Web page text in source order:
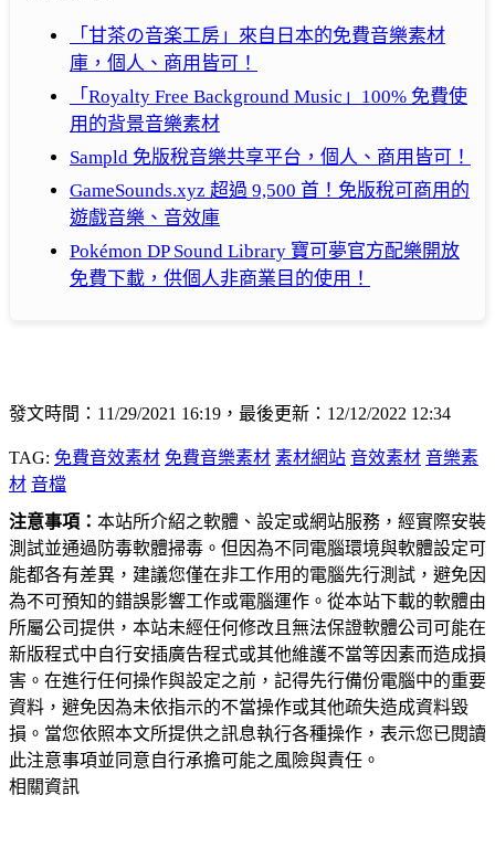
「甘茶の音楽工房」來自日本的免費音樂素材
庫，個人、商用皆可！
「Royalty Free Background Music」100% 免費使
用的背景音樂素材
Sampld 免版稅音樂共享平台，個人、商用皆可！
GameSounds.xyz 超過 9,500 首！免版稅可商用的
遊戲音樂、音效庫
Pokémon DP Sound Library 寶可夢官方配樂開放
免費下載，供個人非商業目的使用！
發文時間：11/29/2021 16:19，最後更新：12/12/2022 12:34
TAG: 免費音效素材 免費音樂素材 素材網站 音效素材 音樂素
材 音檔
注意事項： 本站所介紹之軟體、設定或網站服務，經實際安裝
測試並通過防毒軟體掃毒。但因為不同電腦環境與軟體設定可
能都各有差異，建議您僅在非工作用的電腦先行測試，避免因
為不可預知的錯誤影響工作或電腦運作。從本站下載的軟體由
所屬公司提供，本站未經任何修改且無法保證軟體公司可能在
新版程式中自行安插廣告程式或其他維護不當等因素而造成損
害。在進行任何操作與設定之前，記得先行備份電腦中的重要
資料，避免因為未依指示的不當操作或其他疏失造成資料毀
損。當您依照本文所提供之訊息執行各種操作，表示您已閱讀
此注意事項並同意自行承擔可能之風險與責任。
相關資訊